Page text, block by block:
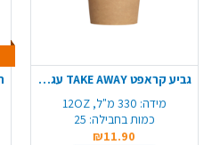
גביע קראפט TAKE AWAY עגול 12OZ ארוז 25 יח'
מידה: 330 מ"ל, 12OZ
כמות בחבילה: 25
₪11.90